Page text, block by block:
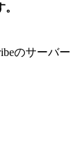
のサーバー